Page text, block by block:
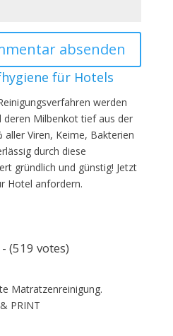
für Hotels
werden
deren Milbenkot tief aus der
Viren, Keime, Bakterien
durch diese
gründlich und günstig! Jetzt
Hotel anfordern.
(519 votes)
Matratzenreinigung.
PRINT